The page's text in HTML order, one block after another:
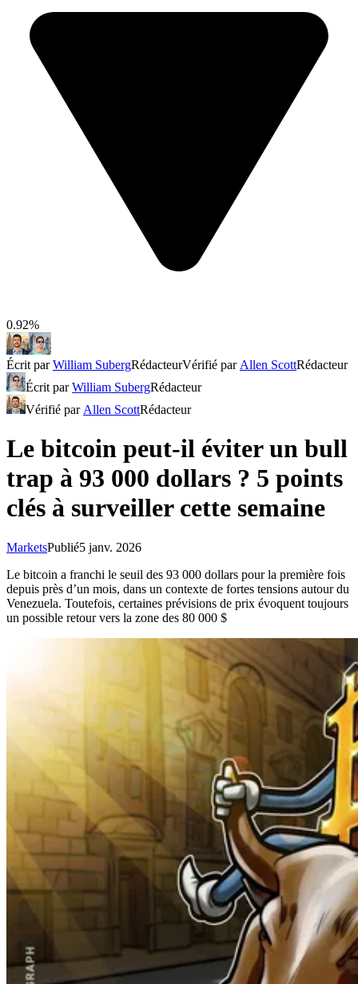
0.92%
Écrit parWilliam SubergRédacteurVérifié par Allen ScottRédacteur
Écrit parWilliam SubergRédacteur
Vérifié par Allen ScottRédacteur
Le bitcoin peut-il éviter un bull
trap à 93 000 dollars ? 5 points
clés à surveiller cette semaine
MarketsPublié5 janv. 2026
Le bitcoin a franchi le seuil des 93 000 dollars pour la première fois
depuis près d’un mois, dans un contexte de fortes tensions autour du
Venezuela. Toutefois, certaines prévisions de prix évoquent toujours
un possible retour vers la zone des 80 000 $